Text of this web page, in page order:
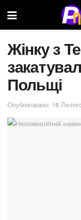
Жінку з
Польщі
Опубліковано: 18